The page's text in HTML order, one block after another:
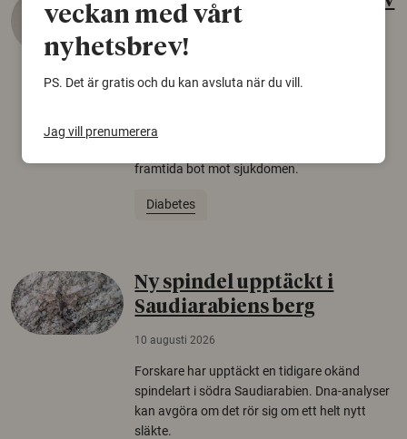
typ 1-diabetes
10 augusti 2026
Forskare har transplanterat
typ 1-diabetes. Studien visar att cellerna kan
framtida bot mot sjukdomen.
Diabetes
Ny spindel upptäckt i
Saudiarabiens berg
10 augusti 2026
Forskare har upptäckt en tidigare okänd
spindelart i södra Saudiarabien. Dna-analyser
kan avgöra om det rör sig om ett helt nytt
släkte.
veckan med vårt
nyhetsbrev!
PS. Det är gratis och du kan avsluta när du vill.
Jag vill prenumerera